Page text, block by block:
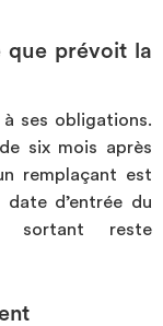
que prévoit la
ses obligations.
six mois après
remplaçant est
d’entrée du
reste